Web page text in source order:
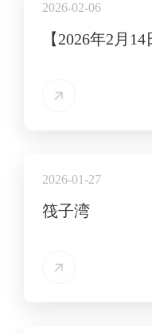
2026-02-06
【2026年2月
2026-01-27
筏子湾